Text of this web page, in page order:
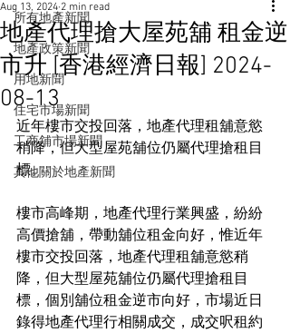
所有地產新聞
地產政策新聞
用地新聞
住宅市場新聞
工商舖市場新聞
其他關於地產新聞
地產代理搶大屋苑舖 租金逆
市升 [香港經濟日報] 2024-
08-13
Aug 13, 2024 2 min read
近年樓市交投回落，地產代理租舖意慾
稍降，但大型屋苑舖位仍屬代理搶租目
標。
樓市高峰期，地產代理行業興盛，紛紛
高價搶舖，帶動舖位租金向好，惟近年
樓市交投回落，地產代理租舖意慾稍
降，但大型屋苑舖位仍屬代理搶租目
標，個別舖位租金逆市向好，市場近日
錄得地產代理行相關成交，成交呎租約